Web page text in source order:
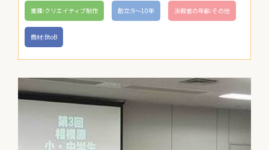
業種:クリエイティブ制作 創立:9〜10年 決裁者の年齢:その他
商材:BtoB